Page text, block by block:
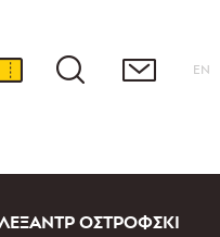
EN
ΟΣΤΡΌΦΣΚΙ